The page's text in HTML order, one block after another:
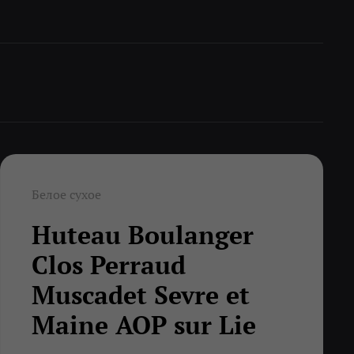
Белое сухое
Huteau Boulanger
Clos Perraud
Muscadet Sevre et
Maine AOP sur Lie